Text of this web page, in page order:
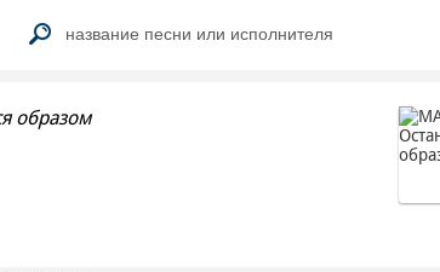
образом